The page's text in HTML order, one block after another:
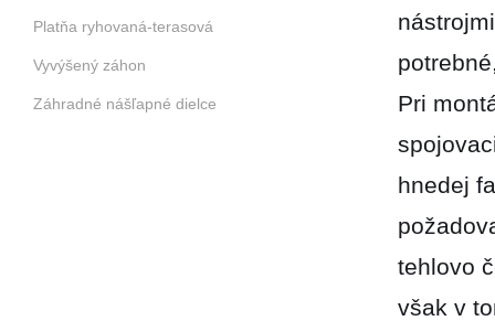
Pri
hnedej
tehlovo
však v
Platňa ryhovaná-terasová
Vyvýšený záhon
Záhradné nášľapné dielce